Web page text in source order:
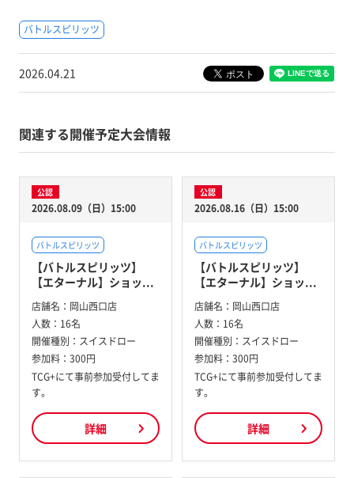
バトルスピリッツ
2026.04.21
関連する開催予定大会情報
公認
2026.08.09（日）15:00
バトルスピリッツ
【バトルスピリッツ】
【エターナル】ショッ...
店舗名： 岡山西口店
人数： 16名
開催種別： スイスドロー
参加料： 300円
TCG+にて事前参加受付してま
す。
詳細
公認
2026.08.16（日）15:00
バトルスピリッツ
【バトルスピリッツ】
【エターナル】ショッ...
店舗名： 岡山西口店
人数： 16名
開催種別： スイスドロー
参加料： 300円
TCG+にて事前参加受付してま
す。
詳細